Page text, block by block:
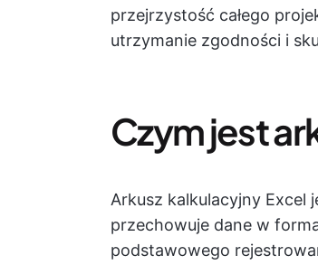
przejrzystość całego
utrzymanie zgodności i
Czym jest
Arkusz kalkulacyjny Excel
przechowuje dane w
podstawowego